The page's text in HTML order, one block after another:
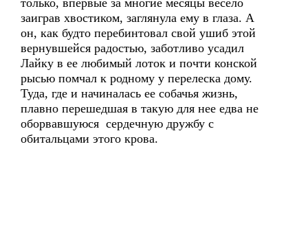
только, впервые за многие месяцы весело
заиграв хвостиком, заглянула ему в глаза. А
он, как будто перебинтовал свой ушиб этой
вернувшейся радостью, заботливо усадил
Лайку в ее любимый лоток и почти конской
рысью помчал к родному у перелеска дому.
Туда, где и начиналась ее собачья жизнь,
плавно перешедшая в такую для нее едва не
оборвавшуюся сердечную дружбу с
обитальцами этого крова.